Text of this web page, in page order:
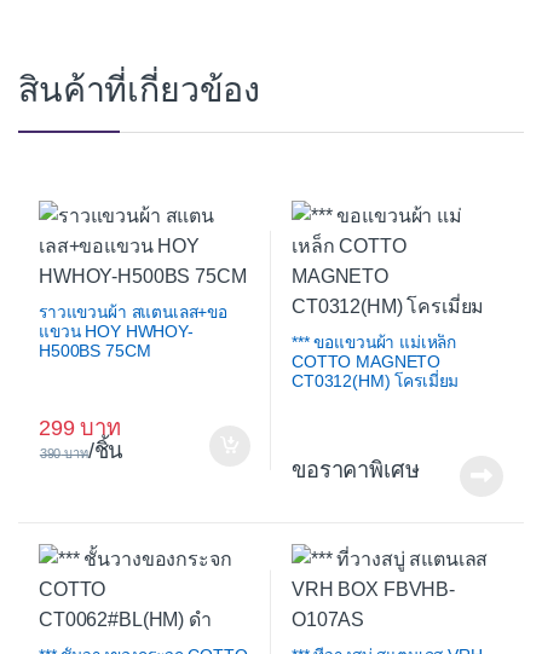
สินค้าที่เกี่ยวข้อง
ราวแขวนผ้า สแตนเลส+ขอ
แขวน HOY HWHOY-
H500BS 75CM
299
390 /ชิ้น
*** ขอแขวนผ้า แม่เหล็ก
COTTO MAGNETO
CT0312(HM) โครเมี่ยม
ขอราคาพิเศษ